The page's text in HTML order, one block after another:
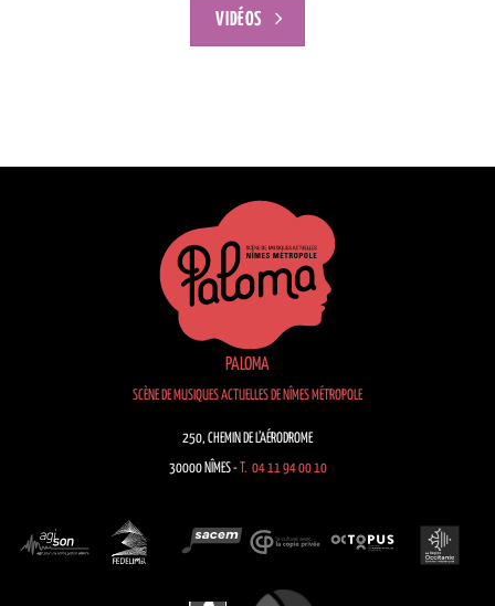
VIDÉOS
PALOMA
SCÈNE DE MUSIQUES ACTUELLES DE NÎMES MÉTROPOLE
250, CHEMIN DE L’AÉRODROME
30000 NÎMES -T. 04 11 94 00 10